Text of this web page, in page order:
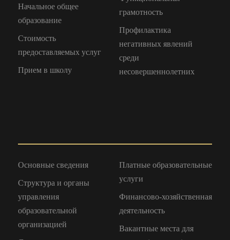
Начальное общее
образование
Стоимость
предоставляемых услуг
Прием в школу
грамотность
Профилактика
негативных явлений
среди
несовершеннолетних
Основные сведения
Структура и органы
управления
образовательной
организацией
Платные образовательные
услуги
Финансово-хозяйственная
деятельность
Вакантные места для